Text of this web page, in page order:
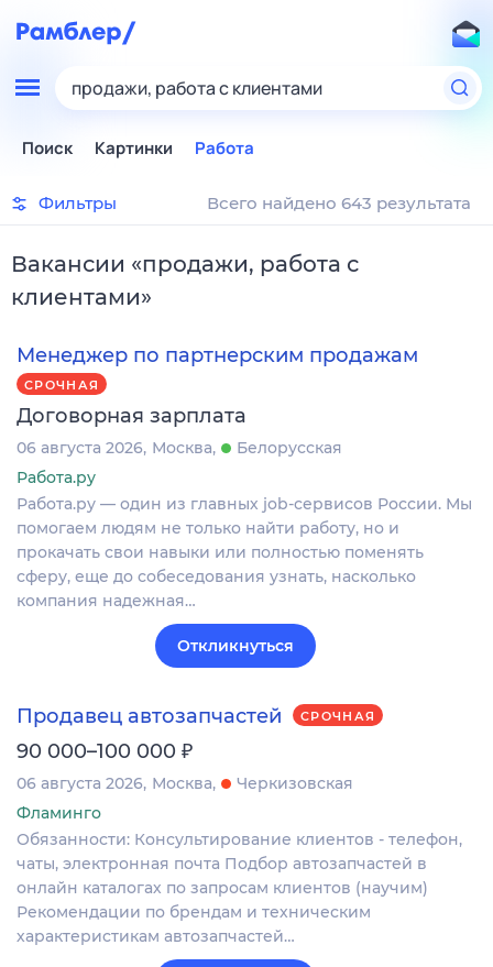
продажи, работа с клиентами
Поиск Картинки Работа
Фильтры Всего найдено 643 результата
Вакансии «продажи, работа с
клиентами»
Менеджер по партнерским продажам
СРОЧНАЯ
Договорная зарплата
06 августа 2026 Москва
Белорусская
Работа.ру
Работа.ру — один из главных job-сервисов России. Мы
помогаем людям не только найти работу, но и
прокачать свои навыки или полностью поменять
сферу, еще до собеседования узнать, насколько
компания надежная…
Откликнуться
Продавец автозапчастей СРОЧНАЯ
90 000–100 000 ₽
06 августа 2026 Москва
Черкизовская
Фламинго
Обязанности: Консультирование клиентов - телефон,
чаты, электронная почта Подбор автозапчастей в
онлайн каталогах по запросам клиентов (научим)
Рекомендации по брендам и техническим
характеристикам автозапчастей…